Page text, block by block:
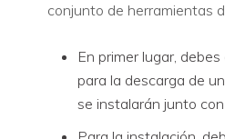
conjunto de herramientas
En primer lugar,
para la descarga de
se instalarán junto